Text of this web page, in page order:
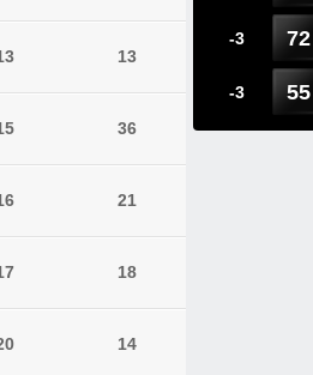
13
36
21
18
14
-3 72
-3 55